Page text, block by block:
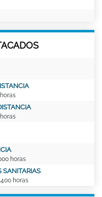
horas
SANITARIAS
horas